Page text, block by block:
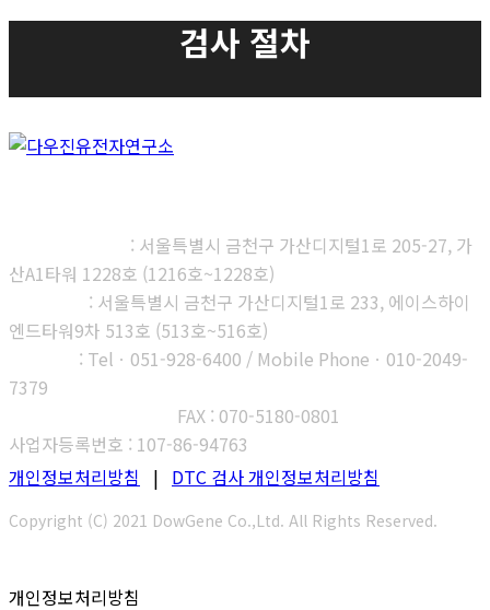
검사 절차
: 서울특별시 금천구 가산디지털1로 205-27, 가
산A1타워 1228호 (1216호~1228호)
: 서울특별시 금천구 가산디지털1로 233, 에이스하이
엔드타워9차 513호 (513호~516호)
: Telㆍ051-928-6400 / Mobile Phoneㆍ010-2049-
7379
FAX : 070-5180-0801
사업자등록번호 : 107-86-94763
개인정보처리방침 | DTC 검사 개인정보처리방침
Copyright (C) 2021 DowGene Co.,Ltd. All Rights Reserved.
개인정보처리방침